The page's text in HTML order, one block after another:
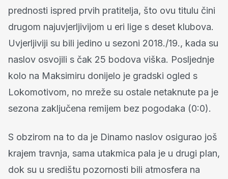
prednosti ispred prvih pratitelja, što ovu titulu čini
drugom najuvjerljivijom u eri lige s deset klubova.
Uvjerljiviji su bili jedino u sezoni 2018./19., kada su
naslov osvojili s čak 25 bodova viška. Posljednje
kolo na Maksimiru donijelo je gradski ogled s
Lokomotivom, no mreže su ostale netaknute pa je
sezona zaključena remijem bez pogodaka (0:0).
S obzirom na to da je Dinamo naslov osigurao još
krajem travnja, sama utakmica pala je u drugi plan,
dok su u središtu pozornosti bili atmosfera na